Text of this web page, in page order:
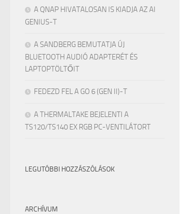
A QNAP HIVATALOSAN IS KIADJA AZ AI
GENIUS-T
A SANDBERG BEMUTATJA ÚJ
BLUETOOTH AUDIÓ ADAPTERÉT ÉS
LAPTOPTÖLTŐIT
FEDEZD FEL A GO 6 (GEN II)-T
A THERMALTAKE BEJELENTI A
TS120/TS140 EX RGB PC-VENTILÁTORT
LEGUTÓBBI HOZZÁSZÓLÁSOK
ARCHÍVUM